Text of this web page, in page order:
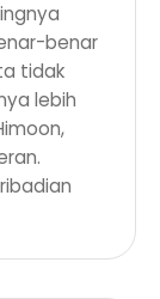
benar
tidak
lebih